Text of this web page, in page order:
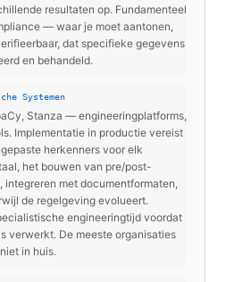
resultaten op. Fundamenteel
— waar je moet aantonen,
dat specifieke gegevens
en behandeld.
Systemen
Stanza — engineeringplatforms,
Implementatie in productie vereist
herkenners voor elk
het bouwen van pre/post-
integreren met documentformaten,
de regelgeving evolueert.
engineeringtijd voordat
verwerkt. De meeste organisaties
in huis.